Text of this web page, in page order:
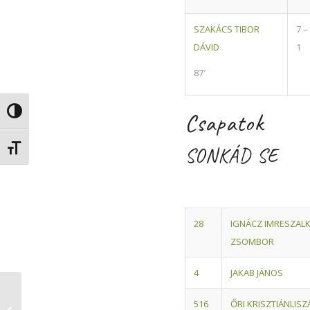
Nagy kontraszt váltása
Betűméret váltása
SZAKÁCS TIBOR
DÁVID
87′
7 –
1
Csapatok
SONKÁD SE
28 IGNÁCZ IMRE
ZSOMBOR
4 JAKAB JÁNOS
516 ŐRI KRISZTIÁN